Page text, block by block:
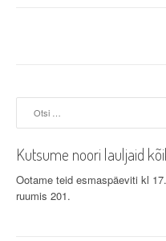
v
i
g
Kutsume noori lauljaid
Ootame teid esmaspäeviti kl
ruumis 201.